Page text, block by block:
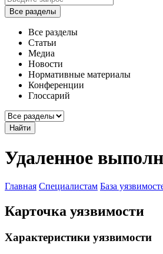
Все разделы
Все разделы
Статьи
Медиа
Новости
Нормативные материалы
Конференции
Глоссарий
Найти
Удаленное
Главная Специалистам База
Карточка уязвимости
Характеристики уязвимости